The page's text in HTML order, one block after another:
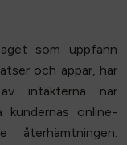
som uppfann
och appar, har
intäkterna när
online-
återhämtningen.